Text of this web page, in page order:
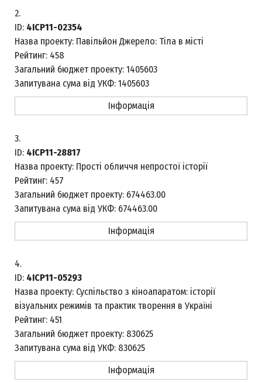
2.
ID: 4ICP11-02354
Назва проекту: Павільйон Джерело: Тіла в місті
Рейтинг: 458
Загальний бюджет проекту: 1405603
Запитувана сума від УКФ: 1405603
Інформація
3.
ID: 4ICP11-28817
Назва проекту: Прості обличчя непростої історії
Рейтинг: 457
Загальний бюджет проекту: 674463.00
Запитувана сума від УКФ: 674463.00
Інформація
4.
ID: 4ICP11-05293
Назва проекту: Суспільство з кіноапаратом: історії
візуальних режимів та практик творення в Україні
Рейтинг: 451
Загальний бюджет проекту: 830625
Запитувана сума від УКФ: 830625
Інформація